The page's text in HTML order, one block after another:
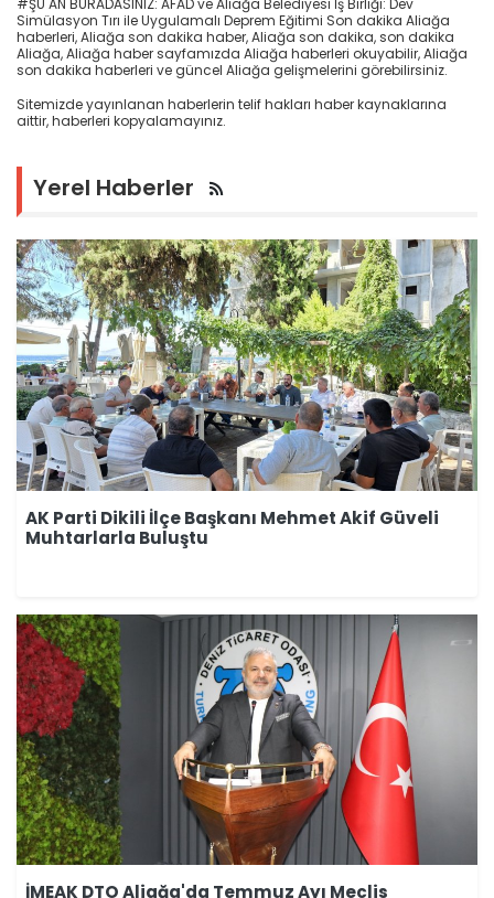
Simülasyon Tırı ile Uygulamalı Deprem Eğitimi Son dakika Aliağa
haberleri, Aliağa son dakika haber, Aliağa son dakika, son dakika
Aliağa, Aliağa haber sayfamızda Aliağa haberleri okuyabilir, Aliağa
son dakika haberleri ve güncel Aliağa gelişmelerini görebilirsiniz.
Sitemizde yayınlanan haberlerin telif hakları haber kaynaklarına
aittir, haberleri kopyalamayınız.
Yerel Haberler
AK Parti Dikili İlçe Başkanı Mehmet Akif Güveli
Muhtarlarla Buluştu
İMEAK DTO Aliağa'da Temmuz Ayı Meclis